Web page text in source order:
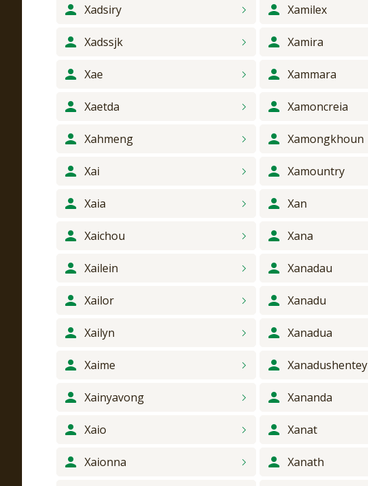
Xadsiry
Xadssjk
Xae
Xaetda
Xahmeng
Xai
Xaia
Xaichou
Xailein
Xailor
Xailyn
Xaime
Xainyavong
Xaio
Xaionna
Xamilex
Xamira
Xammara
Xamoncreia
Xamongkhoun
Xamountry
Xan
Xana
Xanadau
Xanadu
Xanadua
Xanadushentey
Xananda
Xanat
Xanath